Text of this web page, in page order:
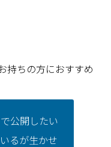
持ちの方におすすめ
公開したい
るが生かせ